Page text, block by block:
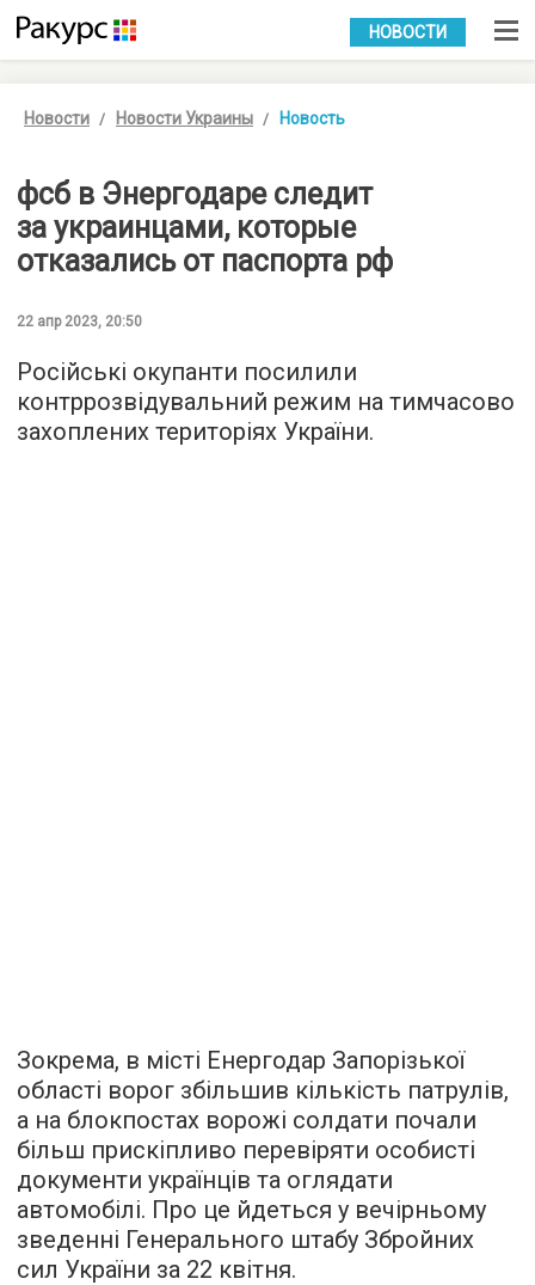
УКР РУС
НОВОСТИ
Новости Новости Украины Новость
фсб в Энергодаре следит
за украинцами, которые
отказались от паспорта рф
22 апр 2023, 20:50
Російські окупанти посилили
контррозвідувальний режим на тимчасово
захоплених територіях України.
Зокрема, в місті Енергодар Запорізької
області ворог збільшив кількість патрулів,
а на блокпостах ворожі солдати почали
більш прискіпливо перевіряти особисті
документи українців та оглядати
автомобілі. Про це йдеться у вечірньому
зведенні Генерального штабу Збройних
сил України за 22 квітня.